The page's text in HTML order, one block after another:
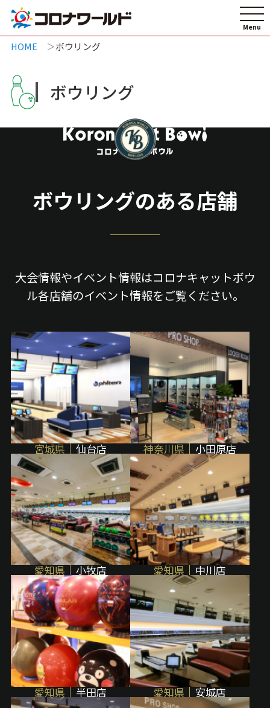
HOME ボウリング
ボウリング
ボウリングのある店舗
大会情報やイベント情報はコロナキャットボウ
ル各店舗のイベント情報をご覧ください。
宮城県 仙台店 神奈川県 小田原店
愛知県 小牧店 愛知県 中川店
愛知県 半田店 愛知県 安城店